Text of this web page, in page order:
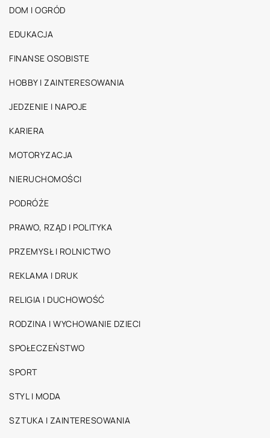
DOM I OGRÓD
EDUKACJA
FINANSE OSOBISTE
HOBBY I ZAINTERESOWANIA
JEDZENIE I NAPOJE
KARIERA
MOTORYZACJA
NIERUCHOMOŚCI
PODRÓŻE
PRAWO, RZĄD I POLITYKA
PRZEMYSŁ I ROLNICTWO
REKLAMA I DRUK
RELIGIA I DUCHOWOŚĆ
RODZINA I WYCHOWANIE DZIECI
SPOŁECZEŃSTWO
SPORT
STYL I MODA
SZTUKA I ZAINTERESOWANIA